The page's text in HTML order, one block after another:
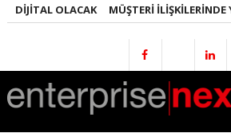
OLACAK MÜŞTERI İLIŞKILERINDE